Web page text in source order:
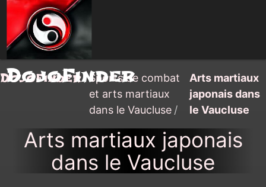
DojoFinder
DojoFinder /Sports de combat
et arts martiaux
dans le Vaucluse /
Arts martiaux
japonais dans
le Vaucluse
Arts martiaux japonais
dans le Vaucluse